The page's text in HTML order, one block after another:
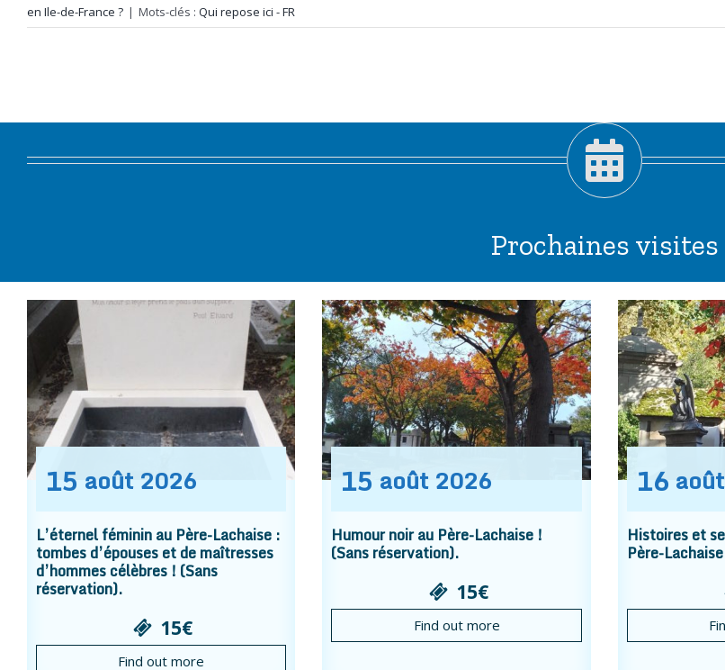
en Ile-de-France ? | Mots-clés : Qui repose ici - FR
Prochaines visites
15 août 2026
L’éternel féminin au Père-Lachaise :
tombes d’épouses et de maîtresses
d’hommes célèbres ! (Sans
réservation).
15€
Find out more
15 août 2026
Humour noir au Père-Lachaise !
(Sans réservation).
15€
Find out more
16 août
Histoires et
Père-